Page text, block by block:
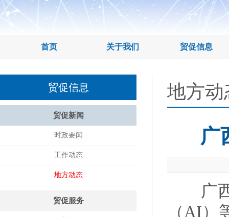
首页 关于我们 贸促信息
贸促信息
贸促新闻
时政要闻
工作动态
地方动态
贸促服务
地方动
广
广西
（AI